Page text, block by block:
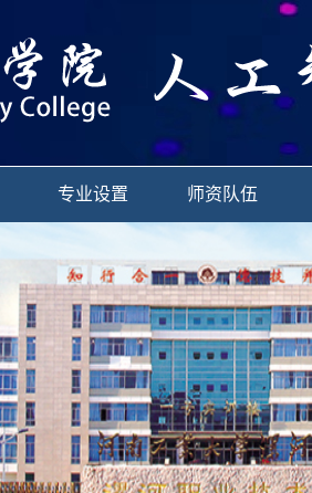
专业设置 师资队伍